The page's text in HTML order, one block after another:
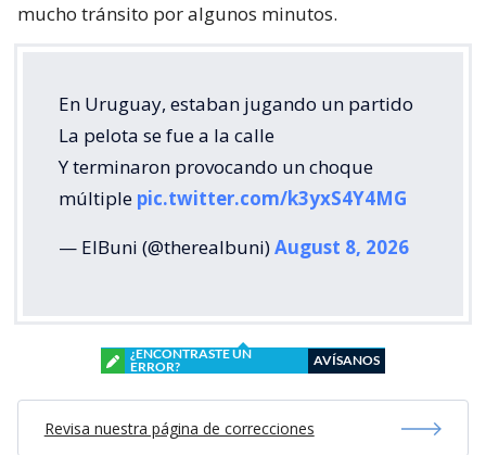
mucho tránsito por algunos minutos.
En Uruguay, estaban jugando un partido
La pelota se fue a la calle
Y terminaron provocando un choque
múltiple pic.twitter.com/k3yxS4Y4MG
— ElBuni (@therealbuni)August 8, 2026
¿ENCONTRASTE UN
ERROR?
AVÍSANOS
Revisa nuestra página de correcciones